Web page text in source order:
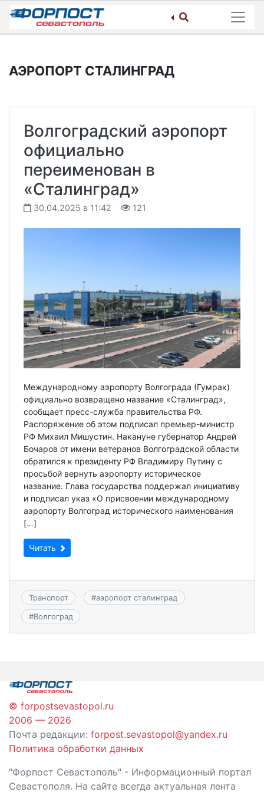
Skip
content
АЭРОПОРТ СТАЛИНГРАД
Волгоградский аэропорт
официально
переименован в
«Сталинград»
30.04.2025 в 11:42 121
Международному аэропорту Волгограда (Гумрак)
официально возвращено название «Сталинград»,
сообщает пресс-служба правительства РФ.
Распоряжение об этом подписал премьер-министр
РФ Михаил Мишустин. Накануне губернатор Андрей
Бочаров от имени ветеранов Волгоградской области
обратился к президенту РФ Владимиру Путину с
просьбой вернуть аэропорту историческое
название. Глава государства поддержал инициативу
и подписал указ «О присвоении международному
аэропорту Волгоград исторического наименования
[…]
Читать
Транспорт #аэропорт сталинград
#Волгоград
© forpostsevastopol.ru
2006 — 2026
Почта редакции: forpost.sevastopol@yandex.ru
Политика обработки данных
"Форпост Севастополь" - Информационный портал
Севастополя. На сайте всегда актуальная лента